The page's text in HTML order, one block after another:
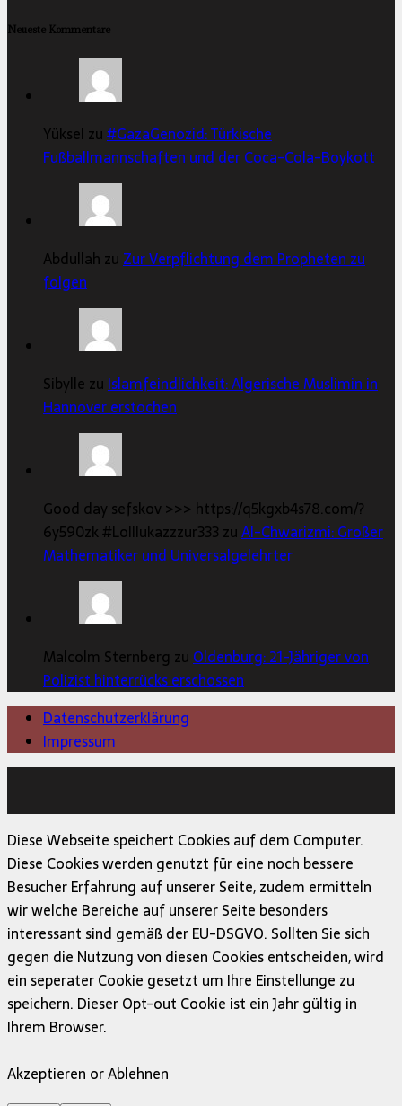
Neueste Kommentare
Yüksel zu#GazaGenozid: Türkische
Fußballmannschaften und der Coca-Cola-Boykott
Abdullah zu Zur Verpflichtung dem Propheten zu
folgen
Sibylle zu Islamfeindlichkeit: Algerische Muslimin in
Hannover erstochen
Good day sefskov >>> https://q5kgxb4s78.com/?
6y590zk #Lolllukazzzur333 zuAl-Chwarizmi: Großer
Mathematiker und Universalgelehrter
Malcolm Sternberg zu Oldenburg: 21-Jähriger von
Polizist hinterrücks erschossen
Datenschutzerklärung
Impressum
Diese Webseite speichert Cookies auf dem Computer.
Diese Cookies werden genutzt für eine noch bessere
Besucher Erfahrung auf unserer Seite, zudem ermitteln
wir welche Bereiche auf unserer Seite besonders
interessant sind gemäß der EU-DSGVO. Sollten Sie sich
gegen die Nutzung von diesen Cookies entscheiden, wird
ein seperater Cookie gesetzt um Ihre Einstellunge zu
speichern. Dieser Opt-out Cookie ist ein Jahr gültig in
Ihrem Browser.
Akzeptieren or Ablehnen